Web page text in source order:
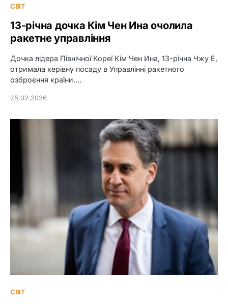
СВІТ
13-річна дочка Кім Чен Ина очолила
ракетне управління
Дочка лідера Північної Кореї Кім Чен Ина, 13-річна Чжу Е,
отримала керівну посаду в Управлінні ракетного
озброєння країни.…
25.02.2026
СВІТ